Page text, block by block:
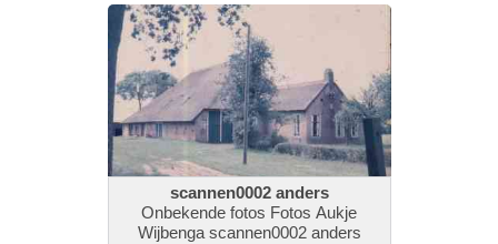
scannen0002 anders
Onbekende fotos Fotos Aukje
Wijbenga scannen0002 anders